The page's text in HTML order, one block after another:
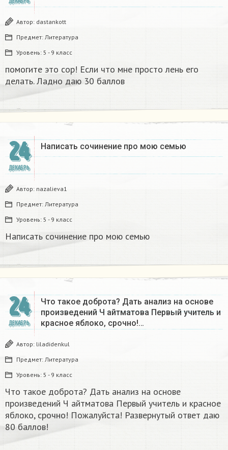
Автор: dastankott
Предмет: Литература
Уровень: 5 - 9 класс
помогите это сор! Если что мне просто лень его
делать. Ладно даю 30 баллов​
24
ДЕКАБРЬ
Написать сочинение про мою семью ​
Автор: nazalieva1
Предмет: Литература
Уровень: 5 - 9 класс
Написать сочинение про мою семью ​
24
ДЕКАБРЬ
Что такое доброта? Дать анализ на основе
произведений Ч айтматова Первый учитель и
красное яблоко, срочно!…
Автор: liladidenkul
Предмет: Литература
Уровень: 5 - 9 класс
Что такое доброта? Дать анализ на основе
произведений Ч айтматова Первый учитель и красное
яблоко, срочно! Пожалуйста! Развернутый ответ даю
80 баллов!